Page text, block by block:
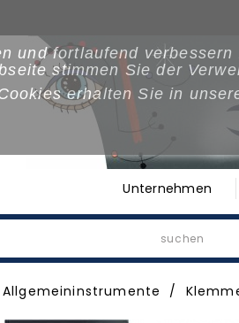
und fortlaufend
stimmen Sie der
erhalten Sie in
Unternehmen
Allgemeininstrumente